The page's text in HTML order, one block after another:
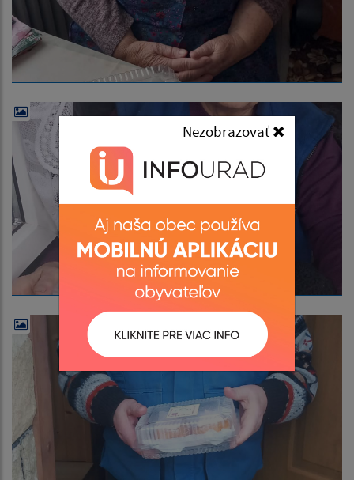
Nezobrazovať